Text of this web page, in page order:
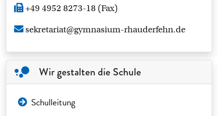
+49 4952 8273-18 (Fax)
sekretariat@gymnasium-rhauderfehn.de
Wir gestalten die Schule
Schulleitung